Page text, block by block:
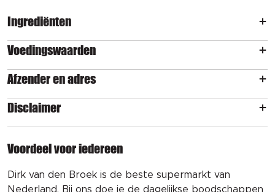
Ingrediënten
Voedingswaarden
Afzender en adres
Disclaimer
Voordeel voor iedereen
Dirk van den Broek is de beste supermarkt van
Nederland. Bij ons doe je de dagelijkse boodschappen